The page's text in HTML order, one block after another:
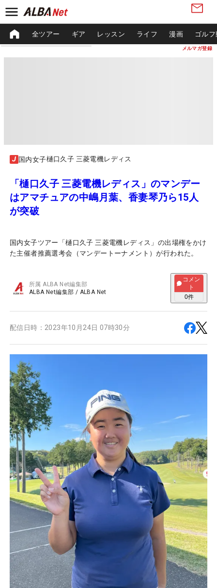
メルマガ登録
全ツアー ギア レッスン ライフ 漫画 ゴル
国内女子樋口久子 三菱電機レディス
「樋口久子 三菱電機レディス」のマンデー
はアマチュアの中嶋月葉、香妻琴乃ら15人
が突破
国内女子ツアー「樋口久子 三菱電機レディス」の出場権をかけ
た主催者推薦選考会（マンデートーナメント）が行われた。
所属ALBA Net編集部
ALBA Net編集部 / ALBA Net
コメン
ト
0件
配信日時： 2023年10月24日 07時30分